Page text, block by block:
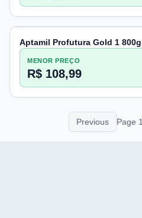
Aptamil Profutura Gold 1 800g
MENOR PREÇO
R$ 108,99
Previous Page 1